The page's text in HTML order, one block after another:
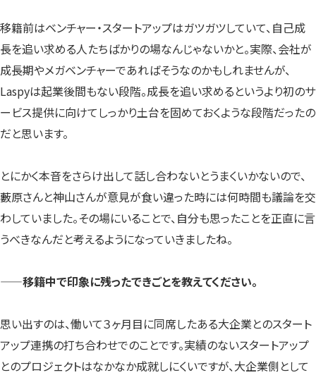
移籍前はベンチャー・スタートアップはガツガツしていて、自己成
長を追い求める人たちばかりの場なんじゃないかと。実際、会社が
成長期やメガベンチャーであればそうなのかもしれませんが、
Laspyは起業後間もない段階。成長を追い求めるというより初のサ
ービス提供に向けてしっかり土台を固めておくような段階だったの
だと思います。
とにかく本音をさらけ出して話し合わないとうまくいかないので、
藪原さんと神山さんが意見が食い違った時には何時間も議論を交
わしていました。その場にいることで、自分も思ったことを正直に言
うべきなんだと考えるようになっていきましたね。
——移籍中で印象に残ったできごとを教えてください。
思い出すのは、働いて３ヶ月目に同席したある大企業とのスタート
アップ連携の打ち合わせでのことです。実績のないスタートアップ
とのプロジェクトはなかなか成就しにくいですが、大企業側として